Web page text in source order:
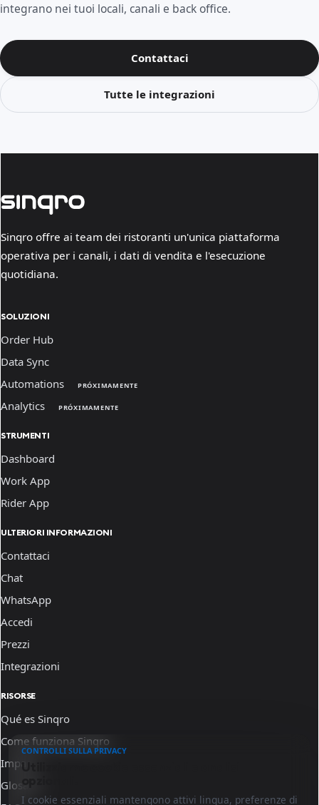
integrano nei tuoi locali, canali e back office.
Contattaci
Tutte le integrazioni
Sinqro offre ai team dei ristoranti un'unica piattaforma
operativa per i canali, i dati di vendita e l'esecuzione
quotidiana.
SOLUZIONI
Order Hub
Data Sync
Automations
PRÓXIMAMENTE
Analytics PRÓXIMAMENTE
STRUMENTI
Dashboard
Work App
Rider App
ULTERIORI INFORMAZIONI
Contattaci
Chat
WhatsApp
Accedi
Prezzi
Integrazioni
RISORSE
Qué es Sinqro
Come funziona Sinqro
Impara
Glosario
CONTROLLI SULLA PRIVACY
Utilizziamo cookie essenziali e analisi
I cookie essenziali mantengono attivi lingua, preferenze di